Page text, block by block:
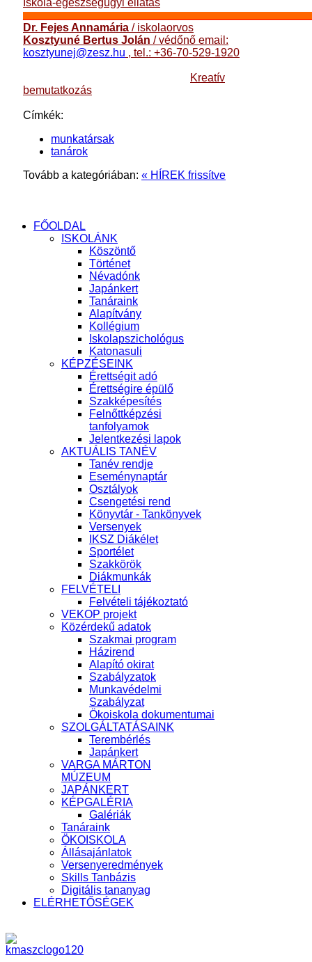
Dr. Fejes Annamária / iskolaorvos
Kosztyuné Bertus Jolán / védőnő email:
kosztyunej@zesz.hu , tel.: +36-70-529-1920
Kreatív
bemutatkozás
Címkék:
munkatársak
tanárok
Tovább a kategóriában: « HÍREK frissítve
FŐOLDAL
ISKOLÁNK
Köszöntő
Történet
Névadónk
Japánkert
Tanáraink
Alapítvány
Kollégium
Iskolapszichológus
Katonasuli
KÉPZÉSEINK
Érettségit adó
Érettségire épülő
Szakképesítés
Felnőttképzési
tanfolyamok
Jelentkezési lapok
AKTUÁLIS TANÉV
Tanév rendje
Eseménynaptár
Osztályok
Csengetési rend
Könyvtár - Tankönyvek
Versenyek
IKSZ Diákélet
Sportélet
Szakkörök
Diákmunkák
FELVÉTELI
Felvételi tájékoztató
VEKOP projekt
Közérdekű adatok
Szakmai program
Házirend
Alapító okirat
Szabályzatok
Munkavédelmi
Szabályzat
Ökoiskola dokumentumai
SZOLGÁLTATÁSAINK
Terembérlés
Japánkert
VARGA MÁRTON
MÚZEUM
JAPÁNKERT
KÉPGALÉRIA
Galériák
Tanáraink
ÖKOISKOLA
Állásajánlatok
Versenyeredmények
Skills Tanbázis
Digitális tananyag
ELÉRHETŐSÉGEK